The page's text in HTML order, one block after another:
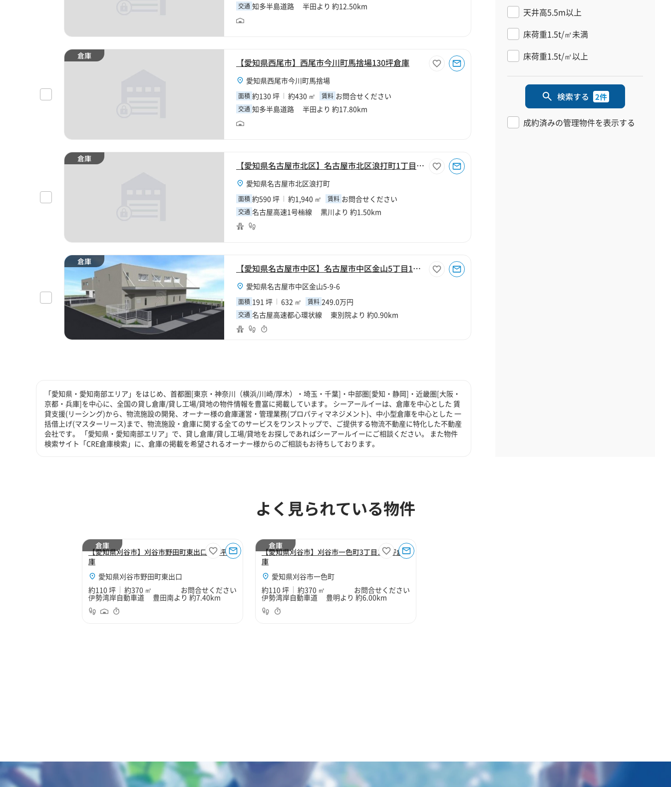
交通 知多半島道路 半田より 約12.50km
倉庫
【愛知県西尾市】西尾市今川町馬捨場130坪倉庫
愛知県西尾市今川町馬捨場
面積 約130 坪 約430 ㎡ 賃料 お問合せください
交通 知多半島道路 半田より 約17.80km
倉庫
【愛知県名古屋市北区】名古屋市北区浪打町1丁目590坪倉庫
愛知県名古屋市北区浪打町
面積 約590 坪 約1,940 ㎡ 賃料 お問合せください
交通 名古屋高速1号楠線 黒川より 約1.50km
倉庫
【愛知県名古屋市中区】名古屋市中区金山5丁目191坪倉庫
愛知県名古屋市中区金山5-9-6
面積 191 坪 632 ㎡ 賃料 249.0万円
交通 名古屋高速都心環状線 東別院より 約0.90km
「愛知県・愛知南部エリア」をはじめ、首都圏[東京・神奈川（横浜/川崎/厚木）・埼玉・千葉]・中部圏[愛知・静岡]・近畿圏[大阪・
京都・兵庫]を中心に、全国の貸し倉庫/貸し工場/貸地の物件情報を豊富に掲載しています。 シーアールイーは、倉庫を中心とした 賃
貸支援(リーシング)から、物流施設の開発、オーナー様の倉庫運営・管理業務(プロパティマネジメント)、中小型倉庫を中心とした 一
括借上げ(マスターリース)まで、物流施設・倉庫に関する全てのサービスをワンストップで、ご提供する物流不動産に特化した不動産
会社です。 「愛知県・愛知南部エリア」で、貸し倉庫/貸し工場/貸地をお探しであればシーアールイーにご相談ください。 また物件
検索サイト「CRE倉庫検索」に、倉庫の掲載を希望されるオーナー様からのご相談もお待ちしております。
天井高5.5m以上
床荷重1.5t/㎡未満
床荷重1.5t/㎡以上
検索する 2件
成約済みの管理物件を表示する
よく見られている物件
【愛知県刈谷市】刈谷市野田町東出口110坪倉
庫
愛知県刈谷市野田町東出口
約110 坪
約370 ㎡ お問合せください
伊勢湾岸自動車道 豊田南より 約7.40km
倉庫
【愛知県刈谷市】刈谷市一色町3丁目110坪倉
庫
愛知県刈谷市一色町
約110 坪
約370 ㎡ お問合せください
伊勢湾岸自動車道 豊明より 約6.00km
倉庫